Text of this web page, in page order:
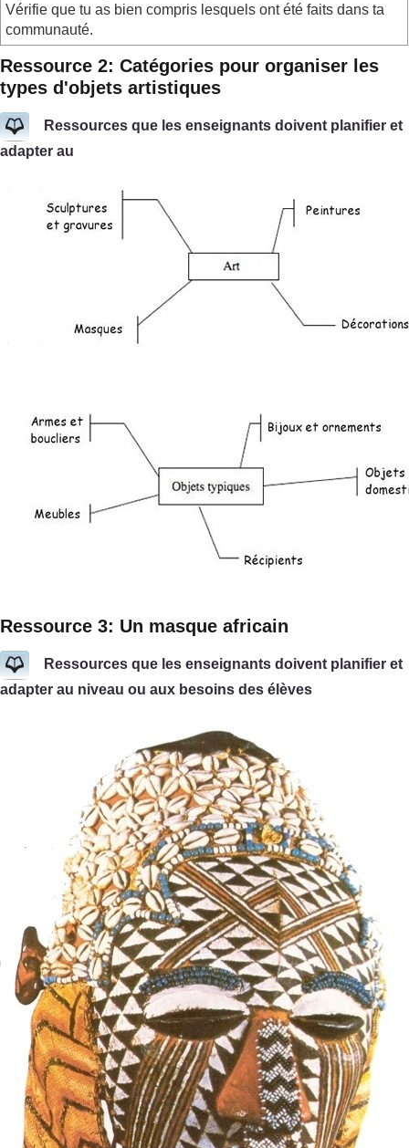
Vérifie que tu as bien compris lesquels ont été faits dans ta
communauté.
Ressource 2: Catégories pour organiser les
types d'objets artistiques
Ressources que les enseignants doivent planifier et
adapter au
Ressource 3: Un masque africain
Ressources que les enseignants doivent planifier et
adapter au niveau ou aux besoins des élèves